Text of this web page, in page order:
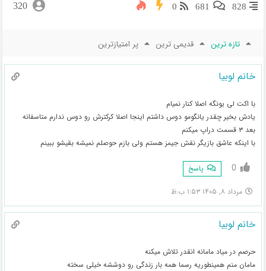
828
681
0
320
تازه ترین قدیمی ترین پر امتیازترین
خانم لوبیا
با اکت لی یونگه اصلا کنار نمیام
یادش بخیر چقدر یانگومو‌ دوس داشتم اینجا اصلا کرکترش رو دوس ندارم متاسفانه
بعد ۳ قسمت دراپ میکنم
با اینکه عاشق بازیگر نقش جیمز هستم ولی بازم حوصلم نمیشه بقیشو ببینم
0 پاسخ
مرداد ۸, ۱۴۰۵ ۱:۵۳ ب.ظ
خانم لوبیا
حرصم در میاد مامانه انقدر تلاش میکنه
مامان منم همینطوریه رسما همه بار زندگی رو دوششه خیلی سخته